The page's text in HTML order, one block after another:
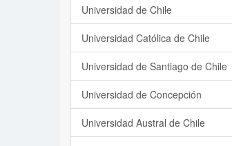
Universidad de Chile
Universidad Católica de Chile
Universidad de Santiago de Chile
Universidad de Concepción
Universidad Austral de Chile